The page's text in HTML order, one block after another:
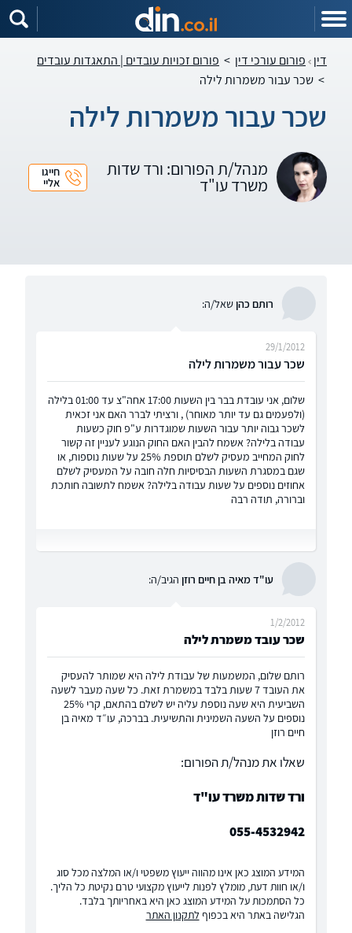
דין פורום עורכי דין > פורום זכויות עובדים | התאגדות עובדים
> שכר עבור משמרות לילה
שכר עבור משמרות לילה
מנהל/ת הפורום: ורד שדות
משרד עו"ד
חייגו
אליי
רותם כהןשאל/ה:
שכר עבור משמרות לילה
29/1/2012
שלום, אני עובדת בבר בין השעות 17:00 אחה"צ עד 01:00 בלילה
(ולפעמים גם עד יותר מאוחר) , ורציתי לברר האם אני זכאית
לשכר גבוה יותר עבור השעות שמוגדרות ע"פ חוק כשעות
עבודה בלילה? אשמח להבין האם החוק הנוגע לעניין זה קשור
לחוק המחייב מעסיק לשלם תוספת 25% על שעות נוספות, או
שגם במסגרת השעות הבסיסיות חלה חובה על המעסיק לשלם
אחוזים נוספים על שעות עבודה בלילה? אשמח לתשובה חותכת
וברורה, תודה רבה
עו"ד מאיה בן חיים רוזן הגיב/ה:
שכר עובד משמרת לילה
1/2/2012
רותם שלום, המשמעות של עבודת לילה היא שמותר להעסיק
את העובד 7 שעות בלבד במשמרת זאת. כל שעה מעבר לשעה
השביעית היא שעה נוספת עליה יש לשלם בהתאם, קרי 25%
נוספים על השעה השמינית והתשיעית. בברכה, עו״ד מאיה בן
חיים רוזן
שאלו את מנהל/ת הפורום:
ורד שדות משרד עו"ד
055-4532942
המידע המוצג כאן אינו מהווה ייעוץ משפטי ו/או המלצה מכל סוג
ו/או חוות דעת, מומלץ לפנות לייעוץ מקצועי טרם נקיטת כל הליך.
כל הסתמכות על המידע המוצג כאן היא באחריותך בלבד.
הגלישה באתר היא בכפוף לתקנון האתר